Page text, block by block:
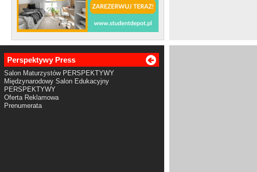
Perspektywy Press
Salon Maturzystów PERSPEKTYWY
Międzynarodowy Salon Edukacyjny
PERSPEKTYWY
Oferta Reklamowa
Prenumerata